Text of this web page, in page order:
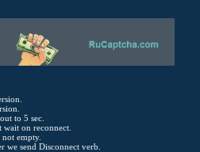
to 5 sec.
on reconnect.
empty.
we send Disconnect verb.